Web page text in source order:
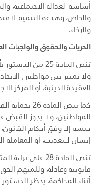
أساسه العدالة الاجتماعية،
والخاص، وهدفه التنمية
والرخاء.
الحريات والحقوق والواجبات
تنص المادة 25 من
ولا تمييز بين مواطني
العقيدة الدينية، أو المركز
كما تنص
المواطنين، ولا يجوز القبض
حبسه إلا وفق أحكام
إنسان للتعذيب، أو المعاملة
تنص المادة 28
قانونية وعادلة، وللمتهم
أثناء المحاكمة. يحظر